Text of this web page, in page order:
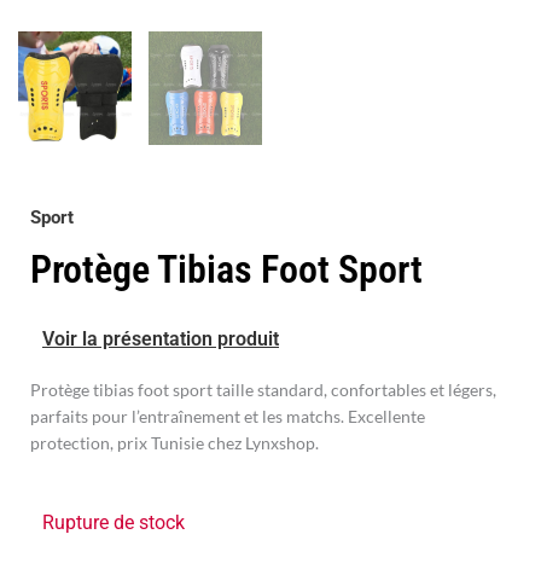
Sport
Protège Tibias Foot Sport
Voir la présentation produit
Protège tibias foot sport taille standard, confortables et légers,
parfaits pour l’entraînement et les matchs. Excellente
protection, prix Tunisie chez Lynxshop.
Rupture de stock